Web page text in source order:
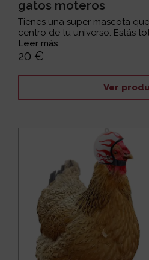
gatos moteros
Tienes una super mascota
centro de tu universo. Estás
Leer más
20 €
Ver